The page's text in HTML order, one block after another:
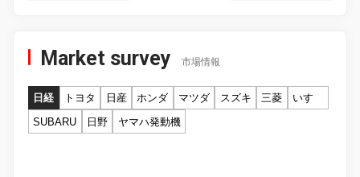
Market survey 市場情報
日経 トヨタ 日産 ホンダ マツダ スズキ 三菱
いすゞ
SUBARU
日野 ヤマハ発動機